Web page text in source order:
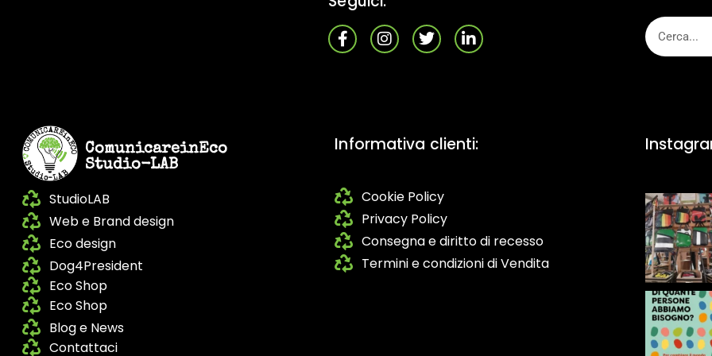
ComunicareinEco
Studio-LAB
StudioLAB
Web e Brand design
Eco design
Dog4President
Eco Shop
Eco Shop
Blog e News
Contattaci
Informativa clienti:
Cookie Policy
Privacy Policy
Consegna e diritto di recesso
Termini e condizioni di Vendita